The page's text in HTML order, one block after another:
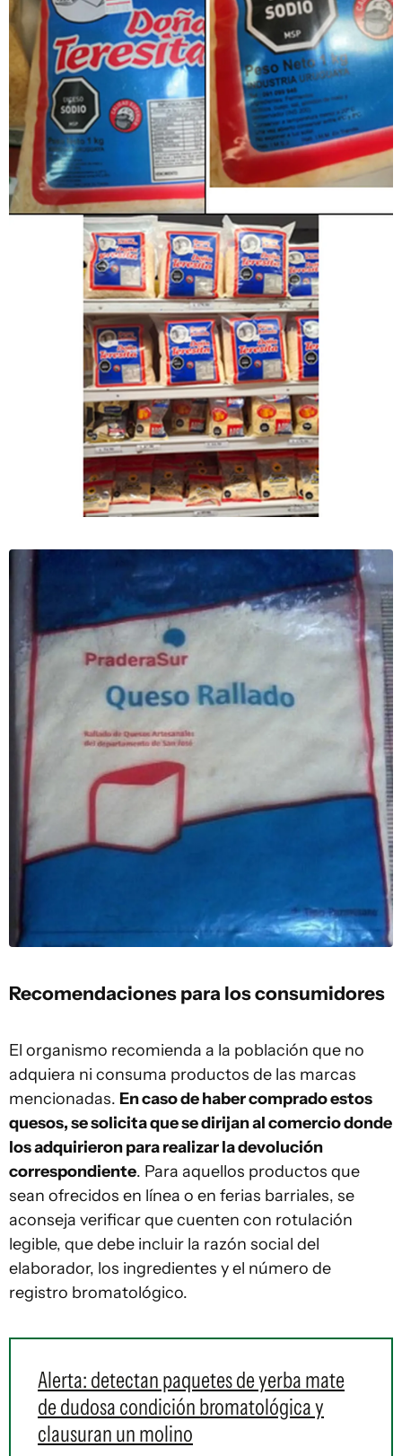
Recomendaciones para los consumidores
El organismo recomienda a la población que no
adquiera ni consuma productos de las marcas
mencionadas. En caso de haber comprado estos
quesos, se solicita que se dirijan al comercio donde
los adquirieron para realizar la devolución
correspondiente. Para aquellos productos que
sean ofrecidos en línea o en ferias barriales, se
aconseja verificar que cuenten con rotulación
legible, que debe incluir la razón social del
elaborador, los ingredientes y el número de
registro bromatológico.
Alerta: detectan paquetes de yerba mate
de dudosa condición bromatológica y
clausuran un molino